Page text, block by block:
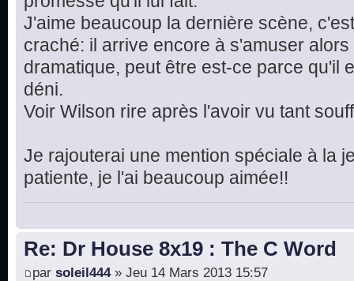
J'aime beaucoup la dernière scène,
craché: il arrive encore à s'amuser
dramatique, peut être est-ce parce qu'il
déni.
Voir Wilson rire après l'avoir vu tant
Je rajouterai une mention spéciale à la
patiente, je l'ai beaucoup aimée!!
Re: Dr House 8x19 : The C Word
par soleil444» Jeu 14 Mars 2013 15:57